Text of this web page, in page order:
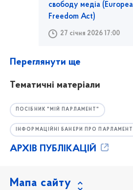
свободу медіа
Freedom Act)
27 січня 2026 17:00
Переглянути ще
Тематичні матеріали
ПОСІБНИК "МІЙ ПАРЛАМЕНТ"
ІНФОРМАЦІЙНІ БАНЕРИ ПРО ПАРЛАМЕНТ
АРХІВ ПУБЛІКАЦІЙ
Мапа сайту